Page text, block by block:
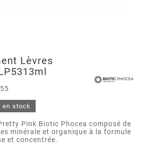
Lèvres
en stock
Pink Biotic Phocea composé de
minérale et organique à la formule
et concentrée.